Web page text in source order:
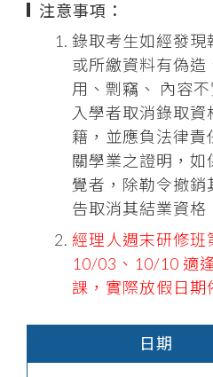
注意事項：
錄取考生如經發現
或所繳資料有偽造
用、剽竊、 內容
入學者取消錄取
籍，並應負法律責
關學業之證明，如
覺者，除勒令撤銷
告取消其結業資格
經理人週末研修班
10/03、10/10 適
課，實際放假日期
日期